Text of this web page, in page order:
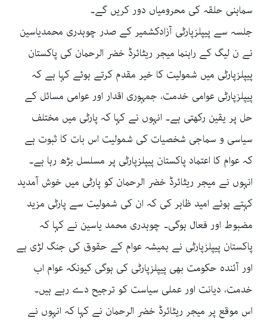
سماہنی حلقہ کی محرومیاں دور کریں گے۔
جلسہ سے پیپلزپارٹی آزادکشمیر کے صدر چوہدری محمدیاسین
نے ن لیگ کے راہنما میجر ریٹائرڈ خضر الرحمان کی پاکستان
پیپلزپارٹی میں شمولیت کا خیر مقدم کرتے ہوئے کہا ہے کہ
پیپلزپارٹی عوامی خدمت، جمہوری اقدار اور عوامی مسائل کے
حل پر یقین رکھتی ہے۔ انہوں نے کہا کہ پارٹی میں مختلف
سیاسی و سماجی شخصیات کی شمولیت اس بات کا ثبوت ہے
کہ عوام کا اعتماد پاکستان پیپلزپارٹی پر مسلسل بڑھ رہا ہے۔
انہوں نے میجر ریٹائرڈ خضر الرحمان کو پارٹی میں خوش آمدید
کہتے ہوئے امید ظاہر کی کہ ان کی شمولیت سے پارٹی مزید
مضبوط اور فعال ہوگی۔ چوہدری محمد یاسین نے کہا کہ
پاکستان پیپلزپارٹی نے ہمیشہ عوام کے حقوق کی جنگ لڑی ہے
اور آئندہ حکومت بھی پیپلزپارٹی کی ہوگی کیونکہ عوام اب
خدمت، دیانت اور عملی سیاست کو ترجیح دے رہے ہیں۔
اس موقع پر میجر ریٹائرڈ خضر الرحمان نے کہا کہ انہوں نے